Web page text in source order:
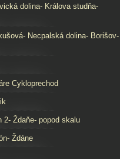
dolina- Králova studňa-
Necpalská dolina- Borišov-
Cykloprechod
2- Ždaňe- popod skalu
Ždáne